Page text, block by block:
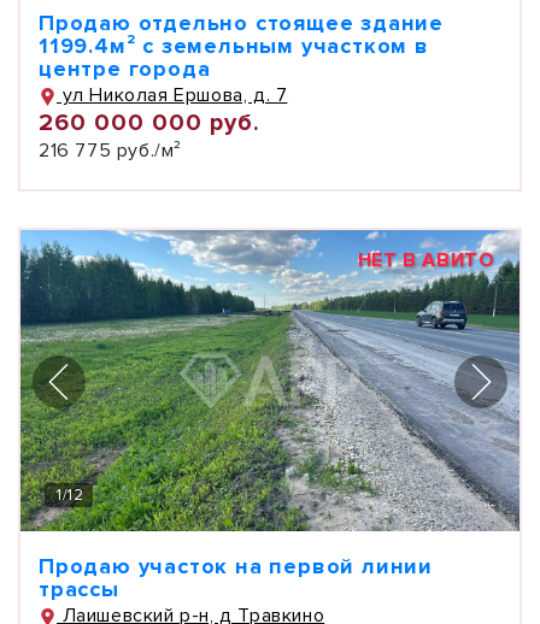
Продаю отдельно стоящее здание
1199.4м² с земельным участком в
центре города
ул Николая Ершова, д. 7
260 000 000 руб.
216 775 руб./м²
НЕТ В АВИТО
1/12
Продаю участок на первой линии
трассы
Лаишевский р-н, д Травкино